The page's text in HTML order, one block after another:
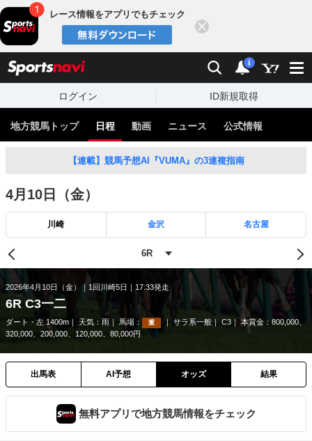
レース情報をアプリでもチェック
検索 通知
i
ログイン ID新規取得
地方競馬トップ 日程 動画 ニュース 公式情報
【連載】競馬予想AI『VUMA』の3連複指南
4月10日（金）
川崎 金沢 名古屋
2026年4月10日（金） 1回川崎5日 17:33発走
6R C3一二
ダート・左 1400m 天気： 雨 馬場： 重 サラ系一般 C3
本賞金：800,000、
320,000、200,000、120,000、80,000円
出馬表 AI予想 オッズ 結果
無料アプリで地方競馬情報をチェック